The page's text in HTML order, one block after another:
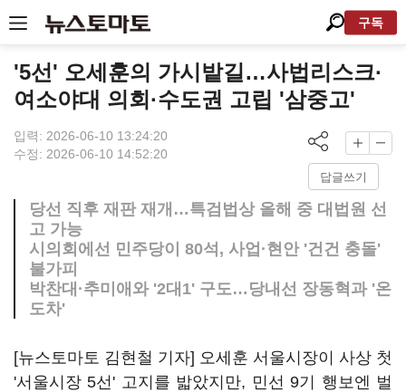
구독
'5선' 오세훈의 가시밭길…사법리스크·
여소야대 의회·수도권 고립 '삼중고'
입력: 2026-06-10 13:24:20
수정: 2026-06-10 14:52:20
답글쓰기
당선 직후 재판 재개…특검법상 올해 중 대법원 선
고 가능
시의회에선 민주당이 80석, 사업·현안 '건건 충돌'
불가피
박찬대·추미애와 '2대1' 구도…당내선 장동혁과 '온
도차'
[뉴스토마토 김현철 기자] 오세훈 서울시장이 사상 첫
'서울시장 5선' 고지를 밟았지만, 민선 9기 행보엔 벌